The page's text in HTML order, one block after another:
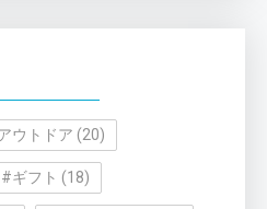
ウトドア (20)
#ギフト (18)